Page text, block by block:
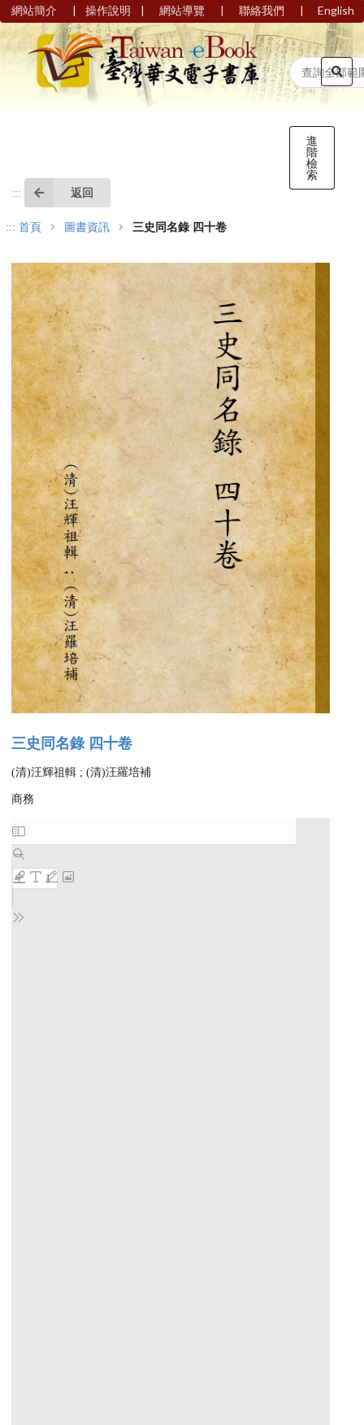
網站簡介 | 操作說明 | 網站導覽 | 聯絡我們 | English
進
階
檢
索
::: 返回
::: 首頁 圖書資訊 三史同名錄 四十卷
三史同名錄 四十卷
(清)汪輝祖輯 ; (清)汪羅培補
商務